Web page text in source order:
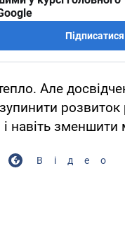
Підписатися
Але
розвиток
і навіть
Відео